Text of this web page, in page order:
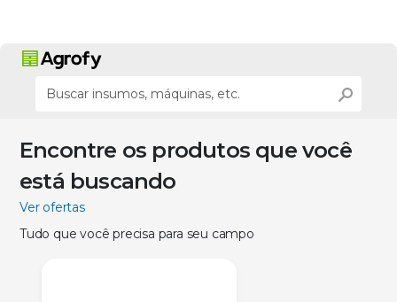
Encontre os produtos que você
está buscando
Ver ofertas
Tudo que você precisa para seu campo